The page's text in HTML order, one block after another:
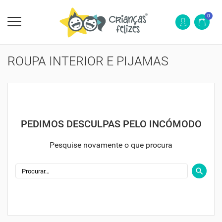
0
ROUPA INTERIOR E PIJAMAS
PEDIMOS DESCULPAS PELO INCÓMODO
Pesquise novamente o que procura